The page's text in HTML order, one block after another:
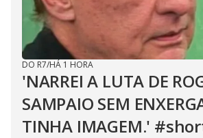
DO R7/HÁ 1 HORA
'NARREI A LUTA DE
SAMPAIO SEM
TINHA IMAGEM.'